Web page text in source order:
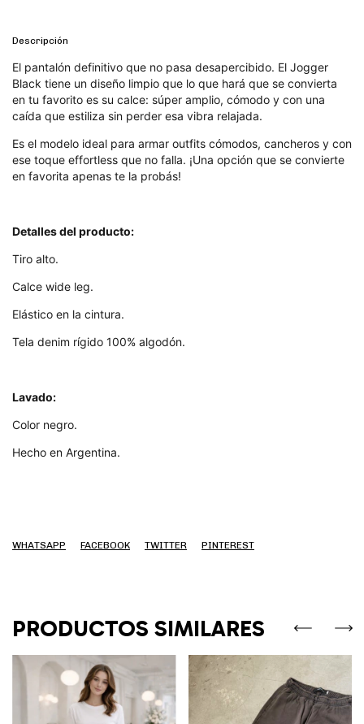
Descripción
El pantalón definitivo que no pasa desapercibido. El Jogger
Black tiene un diseño limpio que lo que hará que se convierta
en tu favorito es su calce: súper amplio, cómodo y con una
caída que estiliza sin perder esa vibra relajada.
Es el modelo ideal para armar outfits cómodos, cancheros y con
ese toque effortless que no falla. ¡Una opción que se convierte
en favorita apenas te la probás!
Detalles del producto:
Tiro alto.
Calce wide leg.
Elástico en la cintura.
Tela denim rígido 100% algodón.
Lavado:
Color negro.
Hecho en Argentina.
WHATSAPP FACEBOOK TWITTER PINTEREST
PRODUCTOS SIMILARES